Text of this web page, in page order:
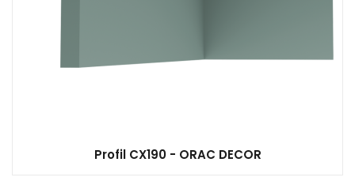
Profil CX190 - ORAC DECOR